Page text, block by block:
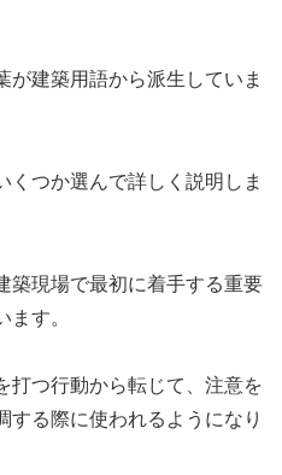
が建築用語から派生していま
くつか選んで詳しく説明しま
築現場で最初に着手する重要
す。
打つ行動から転じて、注意を
する際に使われるようになり